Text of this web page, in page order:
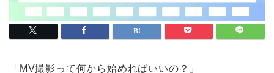
「MV撮影って何から始めればいいの？」